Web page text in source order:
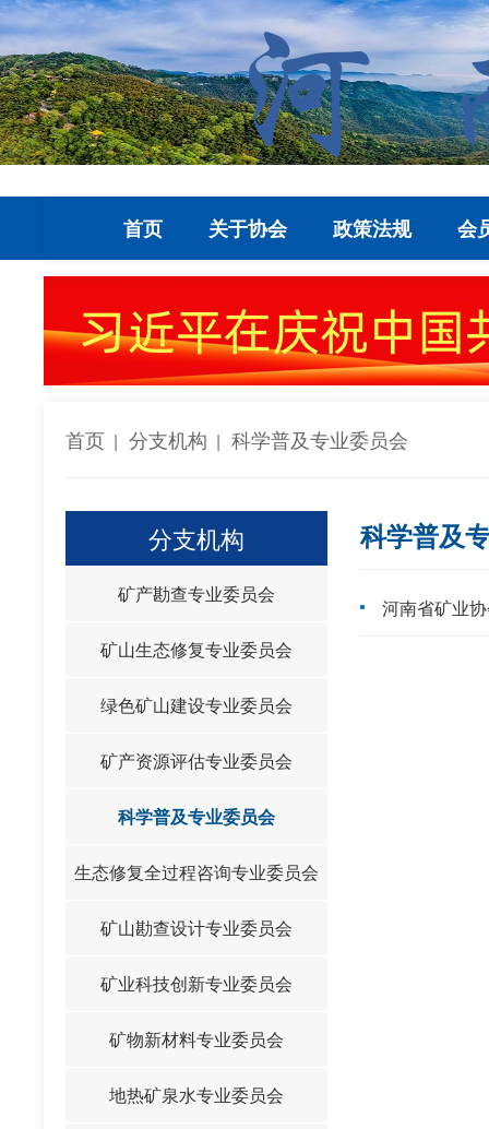
首页 关于协会 政策法规 会
首页 分支机构 科学普及专业委员会
分支机构
矿产勘查专业委员会
矿山生态修复专业委员会
绿色矿山建设专业委员会
矿产资源评估专业委员会
科学普及专业委员会
生态修复全过程咨询专业委员会
矿山勘查设计专业委员会
矿业科技创新专业委员会
矿物新材料专业委员会
地热矿泉水专业委员会
科学普及
河南省矿业